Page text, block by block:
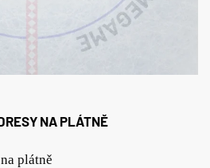
NA PLÁTNĚ
plátně